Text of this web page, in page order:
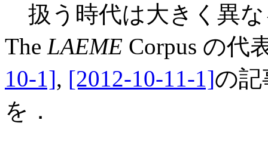
扱う時代は大きく異
The LAEME Corpus の代
10-1], [2012-10-11-1]の
を．